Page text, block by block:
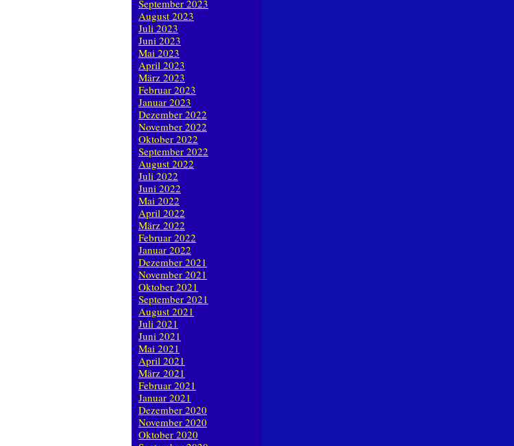
September 2023
August 2023
Juli 2023
Juni 2023
Mai 2023
April 2023
März 2023
Februar 2023
Januar 2023
Dezember 2022
November 2022
Oktober 2022
September 2022
August 2022
Juli 2022
Juni 2022
Mai 2022
April 2022
März 2022
Februar 2022
Januar 2022
Dezember 2021
November 2021
Oktober 2021
September 2021
August 2021
Juli 2021
Juni 2021
Mai 2021
April 2021
März 2021
Februar 2021
Januar 2021
Dezember 2020
November 2020
Oktober 2020